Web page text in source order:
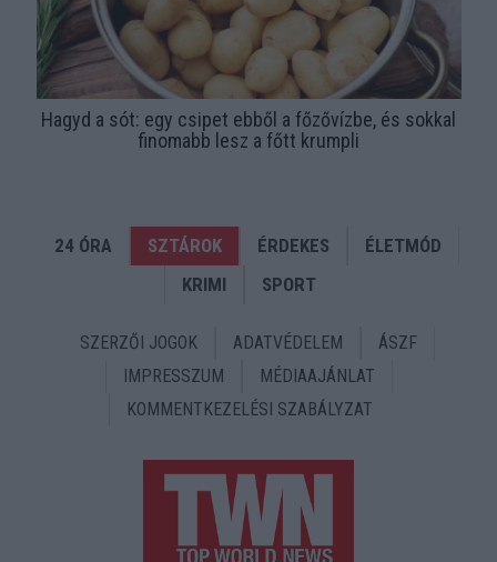
Hagyd a sót: egy csipet ebből a főzővízbe, és sokkal
finomabb lesz a főtt krumpli
24 ÓRA SZTÁROK ÉRDEKES
ÉLETMÓD
KRIMI
SPORT
SZERZŐI JOGOK ADATVÉDELEM
ÁSZF
IMPRESSZUM
MÉDIAAJÁNLAT
KOMMENTKEZELÉSI SZABÁLYZAT